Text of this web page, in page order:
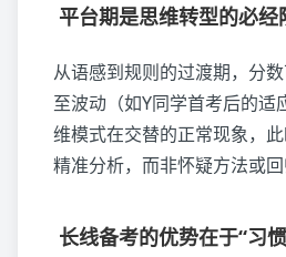
平台期是思维转型的必经
从语感到规则的过渡期，分
至波动（如Y同学首考后的适
维模式在交替的正常现象，
精准分析，而非怀疑方法或回
长线备考的优势在于“习